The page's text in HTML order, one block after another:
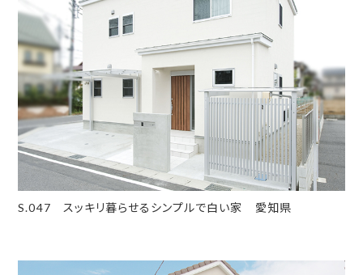
S.047 スッキリ暮らせるシンプルで白い家 愛知県